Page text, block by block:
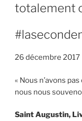
totalement
26 décembre 2017
« Nous n’avons
nous nous
Saint Augustin,